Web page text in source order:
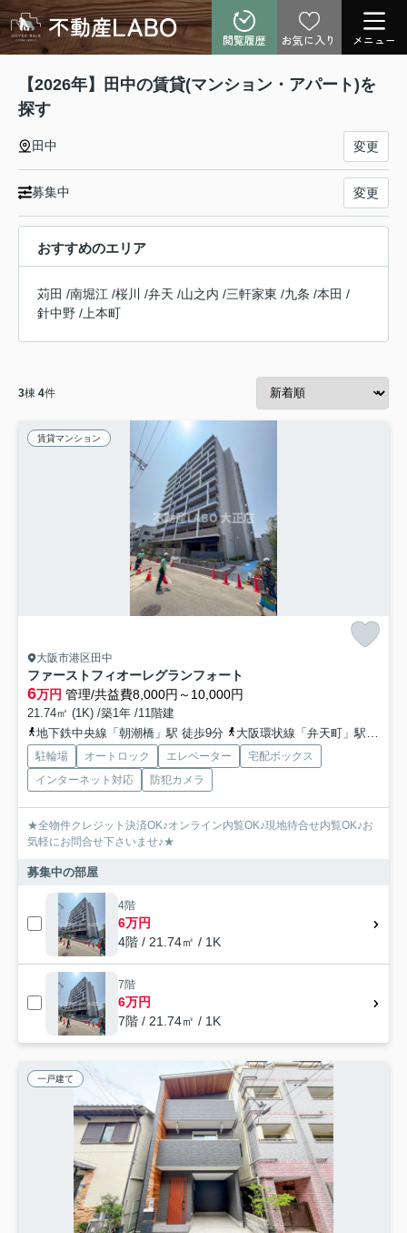
閲覧履歴 お気に入り メニュー
【2026年】田中の賃貸(マンション・アパート)を
探す
田中 変更
募集中 変更
おすすめのエリア
苅田 /南堀江 /桜川 /弁天 /山之内 /三軒家東 /九条 /本田 /
針中野 / 上本町
3棟 4件
賃貸マンション
大阪市港区田中
ファーストフィオーレグランフォート
6万円 管理/共益費8,000円～10,000円
21.74㎡ (1K) /築1年 /11階建
地下鉄中央線「朝潮橋」駅 徒歩9分
大阪環状線「弁天町」駅 徒歩23分
駐輪場 オートロック エレベーター
宅配ボックス
インターネット対応
防犯カメラ
★全物件クレジット決済OK♪オンライン内覧OK♪現地待合せ内覧OK♪お
気軽にお問合せ下さいませ♪★
募集中の部屋
4階
6万円
4階 / 21.74㎡ / 1K
7階
6万円
7階 / 21.74㎡ / 1K
一戸建て